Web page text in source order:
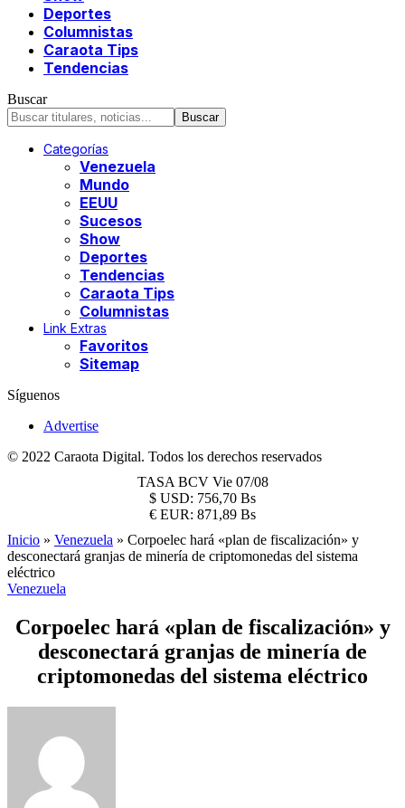
Deportes
Columnistas
Caraota Tips
Tendencias
Buscar
Categorías
Venezuela
Mundo
EEUU
Sucesos
Show
Deportes
Tendencias
Caraota Tips
Columnistas
Link Extras
Favoritos
Sitemap
Síguenos
Advertise
© 2022 Caraota Digital. Todos los derechos reservados
TASA BCV Vie 07/08
$ USD: 756,70 Bs
€ EUR: 871,89 Bs
Inicio » Venezuela » Corpoelec hará «plan de fiscalización» y
desconectará granjas de minería de criptomonedas del sistema
eléctrico
Venezuela
Corpoelec hará «plan de fiscalización» y
desconectará granjas de minería de
criptomonedas del sistema eléctrico